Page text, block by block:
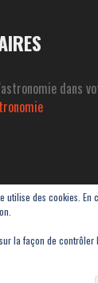
dans
Sétoise d'Astronomie
utilise des cookies. En
la façon de contrôler